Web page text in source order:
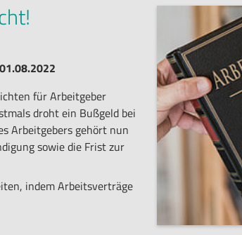
für Arbeitgeber
droht ein Bußgeld bei
Arbeitgebers gehört nun
sowie die Frist zur
indem Arbeitsverträge